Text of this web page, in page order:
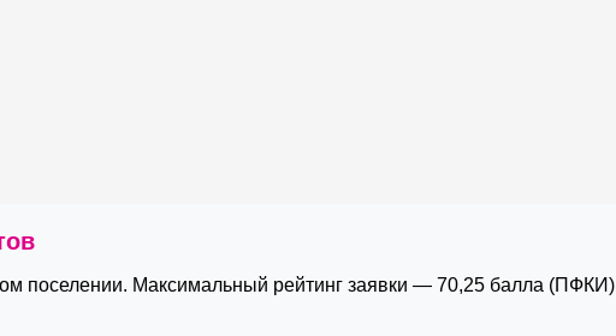
поселении. Максимальный рейтинг заявки — 70,25 балла